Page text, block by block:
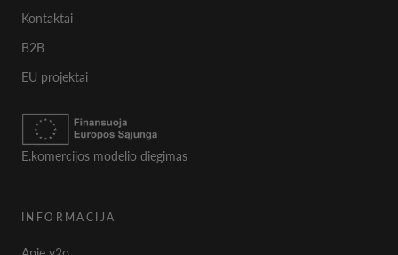
Kontaktai
B2B
EU projektai
E.komercijos modelio diegimas
INFORMACIJA